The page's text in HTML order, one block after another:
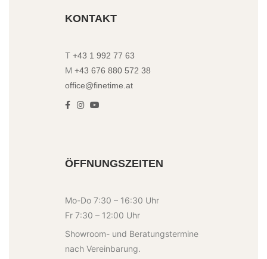
KONTAKT
T +43 1 992 77 63
M +43 676 880 572 38
office@finetime.at
ÖFFNUNGSZEITEN
Mo-Do 7:30 – 16:30 Uhr
Fr 7:30 – 12:00 Uhr
Showroom- und Beratungstermine
nach Vereinbarung.